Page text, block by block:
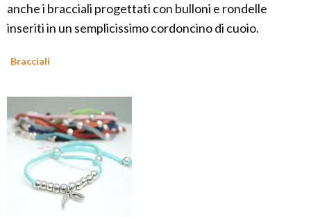
anche i bracciali progettati con bulloni e rondelle
inseriti in un semplicissimo cordoncino di cuoio.
Bracciali